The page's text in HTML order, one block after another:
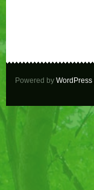
Powered by WordPress